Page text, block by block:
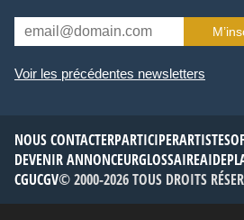
Voir les précédentes newsletters
NOUS CONTACTERPARTICIPERARTISTES
DEVENIR ANNONCEURGLOSSAIREAIDE
CGUCGV© 2000-2026 TOUS DROITS